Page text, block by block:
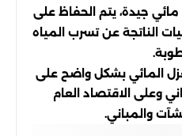
مائي جيدة، يتم الحفاظ على
الناتجة عن تسرب المياه
المائي بشكل واضح على
وعلى الاقتصاد العام
والمباني.